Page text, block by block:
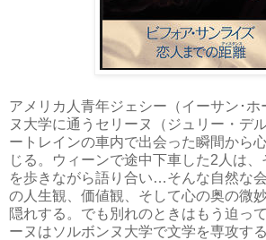
アメリカ人青年ジェシー（イーサン･ホ
ヌ大学に通うセリーヌ（ジュリー・デ
ートレインの車内で出会った瞬間から
じる。ウィーンで途中下車した2人は
を歩きながら語り合い…そんな自然な
の人生観、価値観、そして心の奥の微
隠れする。でも別れのときはもう迫っ
ーヌはソルボンヌ大学で文学を専攻す